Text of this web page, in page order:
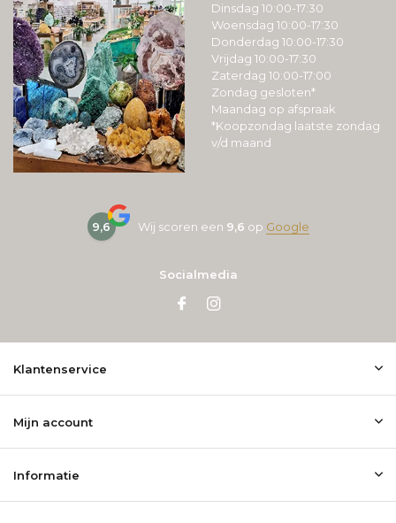
Dinsdag 10:00-17:30
Woensdag 10:00-17:30
Donderdag 10:00-17:30
Vrijdag 10:00-17:30
Zaterdag 10:00-17:00
Zondag gesloten*
Maandag op afspraak
*Koopzondag laatste zondag
v/d maand
9,6 Wij scoren een 9,6 op Google
Socialmedia
Klantenservice
Mijn account
Informatie